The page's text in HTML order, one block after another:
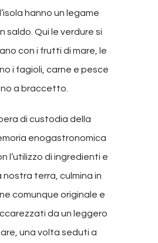
hanno un legame
saldo. Qui le verdure si
con i frutti di mare, le
i fagioli, carne e pesce
a braccetto.
di custodia della
enogastronomica
l’utilizzo di ingredienti e
nostra terra, culmina in
comunque originale e
da un leggero
una volta seduti a